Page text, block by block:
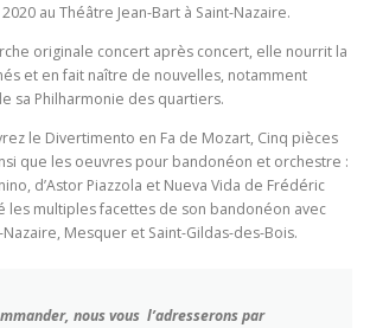
au Théâtre Jean-Bart à Saint-Nazaire.
originale concert après concert, elle nourrit la
et en fait naître de nouvelles, notamment
sa Philharmonie des quartiers.
le Divertimento en Fa de Mozart, Cinq pièces
que les oeuvres pour bandonéon et orchestre :
d’Astor Piazzola et Nueva Vida de Frédéric
les multiples facettes de son bandonéon avec
Mesquer et Saint-Gildas-des-Bois.
nous vous l’adresserons par